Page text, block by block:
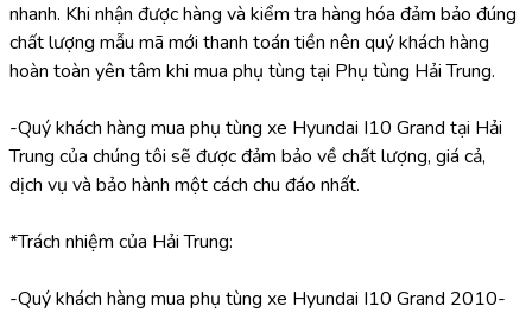
nhanh. Khi nhận được hàng và kiểm tra hàng hóa đảm bảo đúng
chất lượng mẫu mã mới thanh toán tiền nên quý khách hàng
hoàn toàn yên tâm khi mua phụ tùng tại Phụ tùng Hải Trung.
-Quý khách hàng mua phụ tùng xe Hyundai I10 Grand tại Hải
Trung của chúng tôi sẽ được đảm bảo về chất lượng, giá cả,
dịch vụ và bảo hành một cách chu đáo nhất.
*Trách nhiệm của Hải Trung:
-Quý khách hàng mua phụ tùng xe Hyundai I10 Grand 2010-